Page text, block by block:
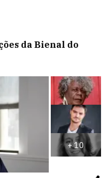
da Bienal do
+10